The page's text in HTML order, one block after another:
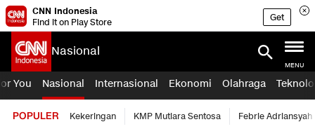
CNN Indonesia
Find it on Play Store
Get
Nasional
MENU
You Nasional Internasional Ekonomi Olahraga
POPULER Kekeringan KMP Mutiara Sentosa Febrie Adriansyah